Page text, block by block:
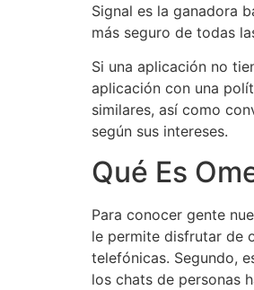
Signal es la ganadora
más seguro de todas
Si una aplicación no
aplicación con una
similares, así como
según sus intereses.
Qué Es
Para conocer gente
le permite disfrutar de
telefónicas. Segundo,
los chats de personas